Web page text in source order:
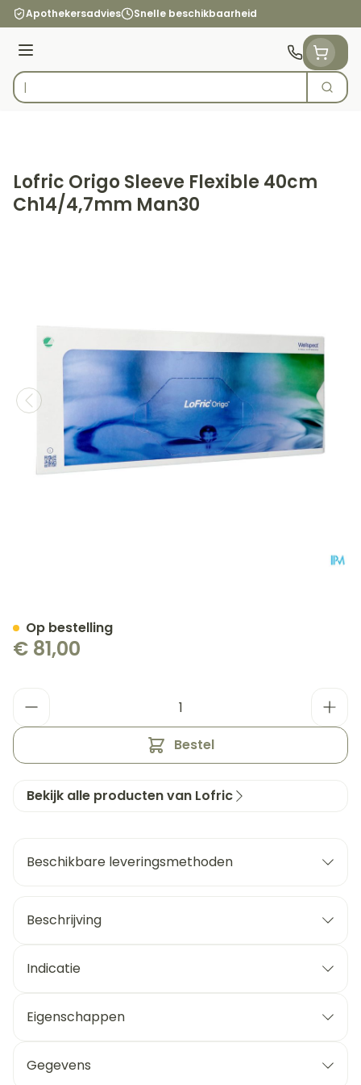
Ga naar de inhoud
Apothekersadvies Snelle beschikbaarheid
Menu
Product, merk, categorie...
Zoek
Lofric Origo Sleeve Flexible 40cm
Ch14/4,7mm Man30
€ 81,00
Bestel
Op bestelling
Bekijk alle producten van Lofric
Beschikbare leveringsmethoden
Beschrijving
Indicatie
Eigenschappen
Gegevens